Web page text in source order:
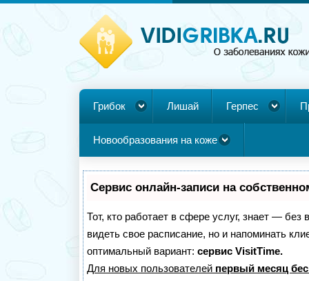
Грибок Лишай Герпес
Новообразования на коже
Сервис онлайн-записи на
Тот, кто работает в сфере услуг, знает —
видеть свое расписание, но и напоминать
оптимальный вариант: сервис VisitTime.
Для новых пользователей первый месяц